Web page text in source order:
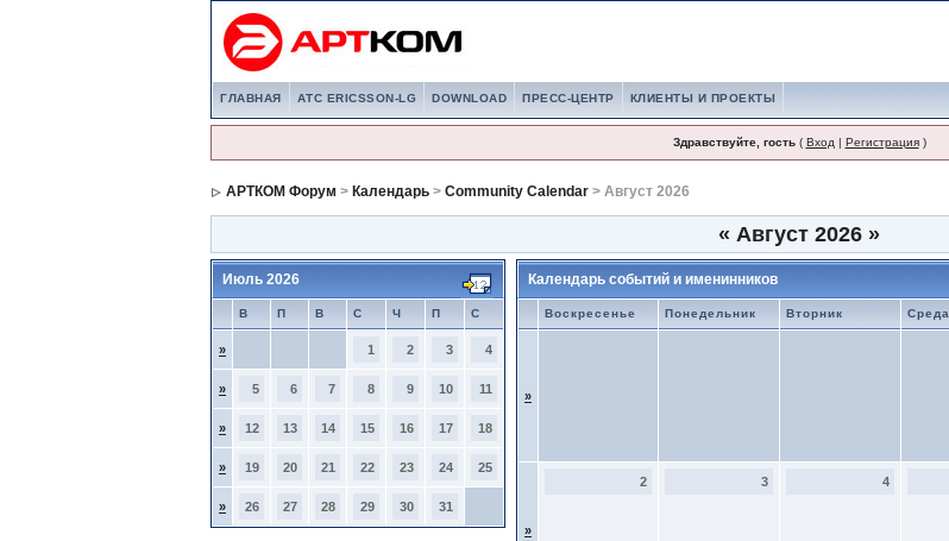
ГЛАВНАЯ АТС ERICSSON-LG DOWNLOAD ПРЕСС-ЦЕНТР КЛИЕНТЫ И ПРОЕКТЫ
Здравствуйте, гость( Вход | Регистрация)
АРТКОМ Форум > Календарь > Community Calendar > Август 2026
« Август 2026 »
Июль 2026
В П В С Ч П С
» 1 2 3 4
» 5 6 7 8 9 10 11
» 12 13 14 15 16 17 18
» 19 20 21 22 23 24 25
» 26 27 28 29 30 31
Календарь событий и именинников
Воскресенье Понедельник Вторник Среда
»
»
2 3 4